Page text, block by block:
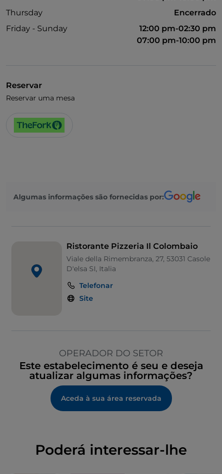
Thursday
Encerrado
Friday - Sunday
12:00 pm-02:30 pm
07:00 pm-10:00 pm
Reservar
Reservar uma mesa
Algumas informações são fornecidas por:
Ristorante Pizzeria Il Colombaio
Viale della Rimembranza, 27, 53031 Casole
D'elsa SI, Italia
Telefonar
Site
OPERADOR DO SETOR
Este estabelecimento é seu e deseja
atualizar algumas informações?
Aceda à sua área reservada
Poderá interessar-lhe